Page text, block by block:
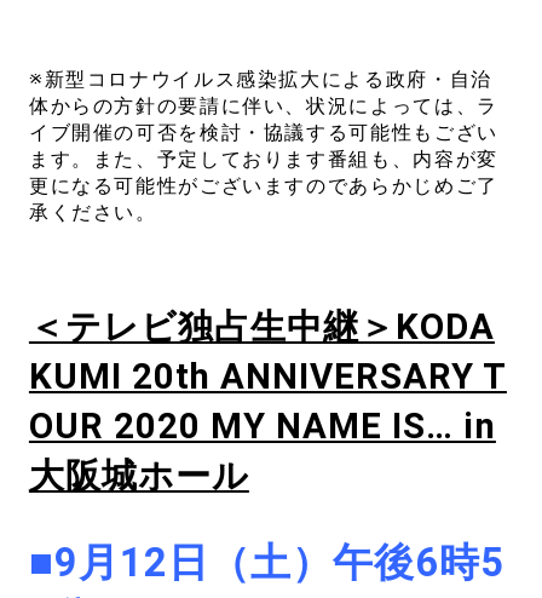
※新型コロナウイルス感染拡大による政府・自治
体からの方針の要請に伴い、状況によっては、ラ
イブ開催の可否を検討・協議する可能性もござい
ます。また、予定しております番組も、内容が変
更になる可能性がございますのであらかじめご了
承ください。
＜テレビ独占生中継＞KODA
KUMI 20th ANNIVERSARY T
OUR 2020 MY NAME IS… in
大阪城ホール
■9月12日（土）午後6時5